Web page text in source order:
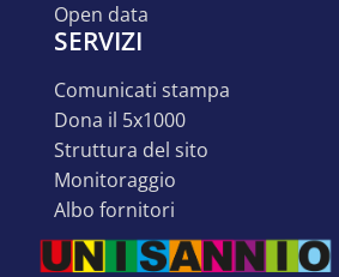
open data
SERVIZI
comunicati stampa
dona il 5x1000
struttura del sito
monitoraggio
albo fornitori